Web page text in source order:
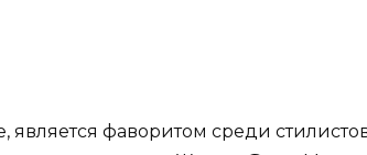
фаворитом среди